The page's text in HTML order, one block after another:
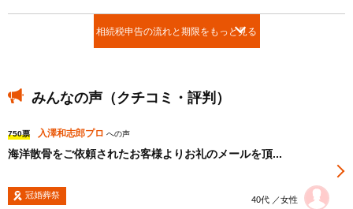
相続税申告の流れと期限をもっと見る
みんなの声（クチコミ・評判）
750票 入澤和志郎プロ への声
海洋散骨をご依頼されたお客様よりお礼のメールを頂...
冠婚葬祭 40代 ／女性